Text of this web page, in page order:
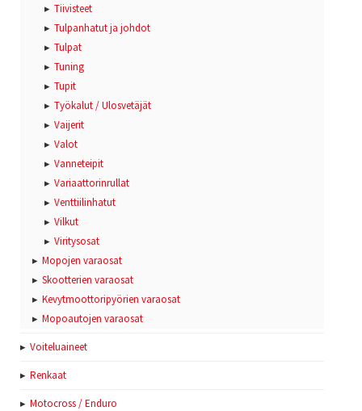
Tiivisteet
Tulpanhatut ja johdot
Tulpat
Tuning
Tupit
Työkalut / Ulosvetäjät
Vaijerit
Valot
Vanneteipit
Variaattorinrullat
Venttiilinhatut
Vilkut
Viritysosat
Mopojen varaosat
Skootterien varaosat
Kevytmoottoripyörien varaosat
Mopoautojen varaosat
Voiteluaineet
Renkaat
Motocross / Enduro